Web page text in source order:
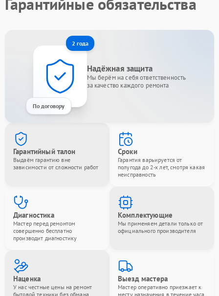
2 года
По договору
Надёжная защита
Мы берём на себя ответственность
за качество каждого ремонта
Гарантийный талон
Выдаём гарантию вне
зависимости от сложности работ
Сроки
Гарантия варьируется от
полугода до 2-х лет, смотря какая
неисправность
Диагностика
Мастер перед ремонтом
совершенно бесплатно
производит диагностику
Комплектующие
Мы применяем детали только от
официального производителя
Наценка
У нас честные цены на ремонт
бытовой техники без обмана
Выезд мастера
Мастер оперативно приезжает к
месту назначения в течение часа